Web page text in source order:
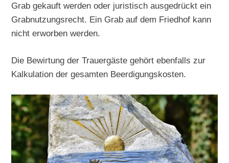
Grab gekauft werden oder juristisch ausgedrückt ein
Grabnutzungsrecht. Ein Grab auf dem Friedhof kann
nicht erworben werden.
Die Bewirtung der Trauergäste gehört ebenfalls zur
Kalkulation der gesamten Beerdigungskosten.